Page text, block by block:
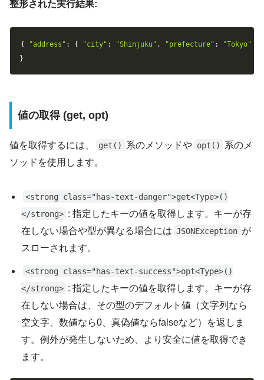
整形された実行結果:
{ "address" : { "city" : "Shinjuku" , "prefecture" : "Tokyo"
}
値の取得 (get, opt)
値を取得するには、 get() 系のメソッドや opt()
系のメ
ソッドを使用します。
<strong class="has-text-danger">get<Type>()
</strong> : 指定したキーの値を取得します。キーが存
在しない場合や型が異なる場合には JSONException が
スローされます。
<strong class="has-text-success">opt<Type>()
</strong> : 指定したキーの値を取得します。キーが存
在しない場合は、その型のデフォルト値（文字列なら
空文字、数値なら0、真偽値ならfalseなど）を返しま
す。例外が発生しないため、より安全に値を取得でき
ます。